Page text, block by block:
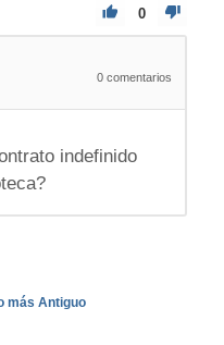
0
0 comentarios
indefinido
más Antiguo